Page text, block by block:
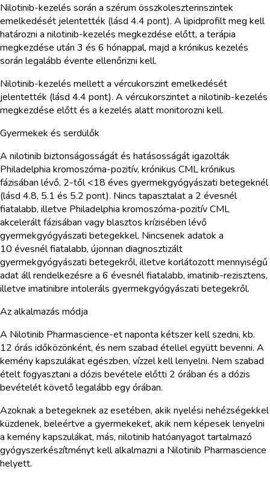
Nilotinib-kezelés során a szérum összkoleszterinszintek
emelkedését jelentették (lásd 4.4 pont). A lipidprofilt meg kell
határozni a nilotinib-kezelés megkezdése előtt, a terápia
megkezdése után 3 és 6 hónappal, majd a krónikus kezelés
során legalább évente ellenőrizni kell.
Nilotinib-kezelés mellett a vércukorszint emelkedését
jelentették (lásd 4.4 pont). A vércukorszintet a nilotinib-kezelés
megkezdése előtt és a kezelés alatt monitorozni kell.
Gyermekek és serdülők
A nilotinib biztonságosságát és hatásosságát igazolták
Philadelphia kromoszóma-pozitív, krónikus CML krónikus
fázisában lévő, 2-től <18 éves gyermekgyógyászati betegeknél
(lásd 4.8, 5.1 és 5.2 pont). Nincs tapasztalat a 2 évesnél
fiatalabb, illetve Philadelphia kromoszóma-pozitív CML
akcelerált fázisában vagy blasztos krízisében lévő
gyermekgyógyászati betegekkel. Nincsenek adatok a
10 évesnél fiatalabb, újonnan diagnosztizált
gyermekgyógyászati betegekről, illetve korlátozott mennyiségű
adat áll rendelkezésre a 6 évesnél fiatalabb, imatinib-rezisztens,
illetve imatinibre intoleráls gyermekgyógyászati betegekről.
Az alkalmazás módja
A Nilotinib Pharmascience-et naponta kétszer kell szedni, kb.
12 órás időközönként, és nem szabad étellel együtt bevenni. A
kemény kapszulákat egészben, vízzel kell lenyelni. Nem szabad
ételt fogyasztani a dózis bevétele előtti 2 órában és a dózis
bevételét követő legalább egy órában.
Azoknak a betegeknek az esetében, akik nyelési nehézségekkel
küzdenek, beleértve a gyermekeket, akik nem képesek lenyelni
a kemény kapszulákat, más, nilotinib hatóanyagot tartalmazó
gyógyszerkészítményt kell alkalmazni a Nilotinib Pharmascience
helyett.